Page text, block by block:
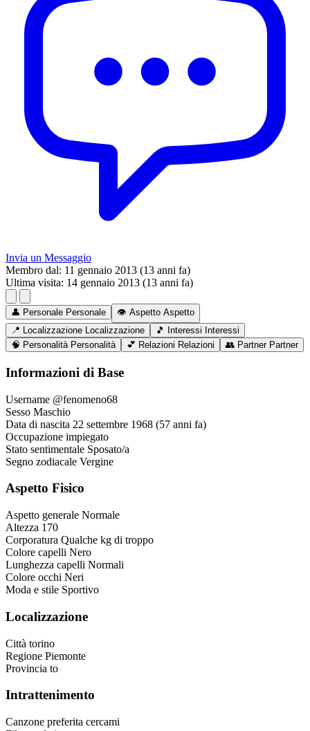
Invia un Messaggio
Membro dal: 11 gennaio 2013 (13 anni fa)
Ultima visita: 14 gennaio 2013 (13 anni fa)
👤 Personale Personale 👁️ Aspetto Aspetto
📍 Localizzazione Localizzazione 🎵 Interessi Interessi
🧠 Personalità Personalità 💕 Relazioni Relazioni 👥 Partner Partner
Informazioni di Base
Username @fenomeno68
Sesso Maschio
Data di nascita 22 settembre 1968 (57 anni fa)
Occupazione impiegato
Stato sentimentale Sposato/a
Segno zodiacale Vergine
Aspetto Fisico
Aspetto generale Normale
Altezza 170
Corporatura Qualche kg di troppo
Colore capelli Nero
Lunghezza capelli Normali
Colore occhi Neri
Moda e stile Sportivo
Localizzazione
Città torino
Regione Piemonte
Provincia to
Intrattenimento
Canzone preferita cercami